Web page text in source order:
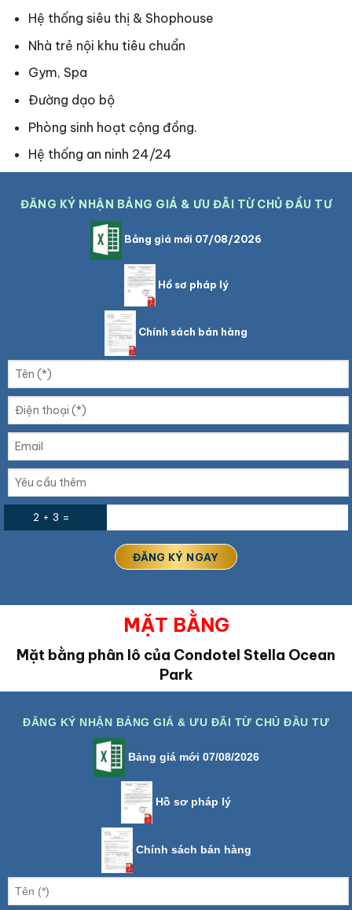
Hệ thống siêu thị & Shophouse
Nhà trẻ nội khu tiêu chuẩn
Gym, Spa
Đường dạo bộ
Phòng sinh hoạt cộng đồng.
Hệ thống an ninh 24/24
ĐĂNG KÝ NHẬN BẢNG GIÁ & ƯU ĐÃI TỪ CHỦ ĐẦU TƯ
Bảng giá mới 07/08/2026
Hồ sơ pháp lý
Chính sách bán hàng
2 + 3 =
MẶT BẰNG
Mặt bằng phân lô của Condotel Stella Ocean
Park
ĐĂNG KÝ NHẬN BẢNG GIÁ & ƯU ĐÃI TỪ CHỦ ĐẦU TƯ
Bảng giá mới 07/08/2026
Hồ sơ pháp lý
Chính sách bán hàng